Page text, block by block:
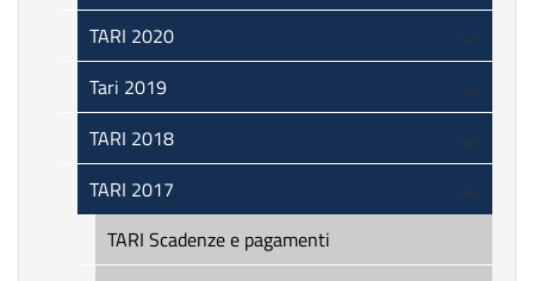
TARI 2020
Tari 2019
TARI 2018
TARI 2017
TARI Scadenze e pagamenti